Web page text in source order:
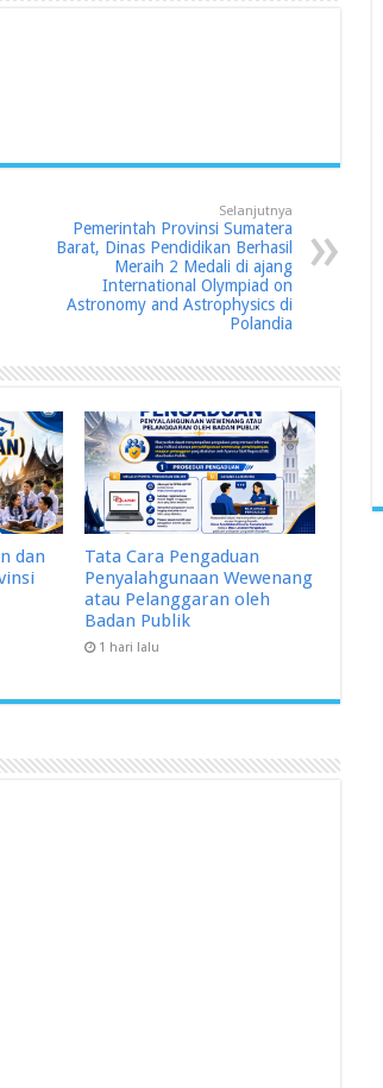
Selanjutnya
Pemerintah Provinsi Sumatera
Barat, Dinas Pendidikan Berhasil
Meraih 2 Medali di ajang
International Olympiad on
Astronomy and Astrophysics di
Polandia
dan
Tata Cara Pengaduan
Penyalahgunaan Wewenang
atau Pelanggaran oleh
Badan Publik
1 hari lalu